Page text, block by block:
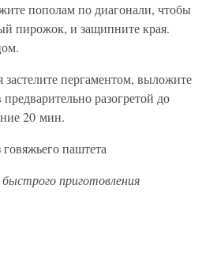
пополам по диагонали, чтобы
пирожок, и защипните края.
пергаментом, выложите
разогретой до
20 мин.
паштета
приготовления